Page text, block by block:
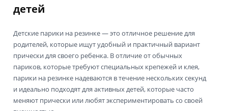
детей
Детские парики на резинке — это отличное решение для
родителей, которые ищут удобный и практичный вариант
прически для своего ребенка. В отличие от обычных
париков, которые требуют специальных крепежей и клея,
парики на резинке надеваются в течение нескольких секунд
и идеально подходят для активных детей, которые часто
меняют прически или любят экспериментировать со своей